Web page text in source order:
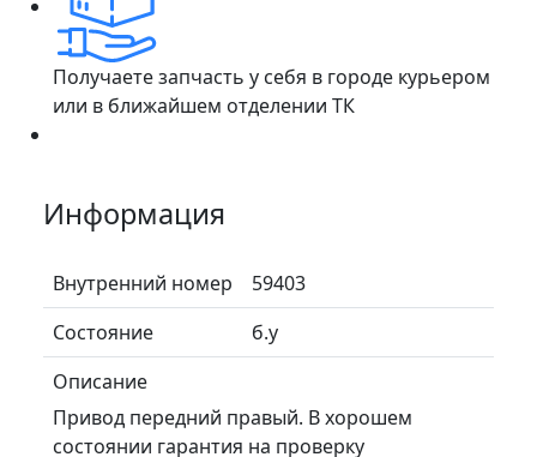
Получаете запчасть у себя в городе курьером
или в ближайшем отделении ТК
Информация
Внутренний номер
59403
Состояние
б.у
Описание
Привод передний правый. В хорошем
состоянии гарантия на проверку